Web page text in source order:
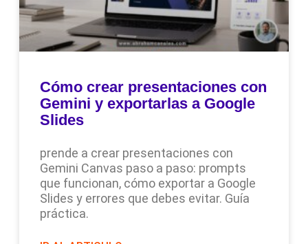
Cómo crear presentaciones con
Gemini y exportarlas a Google
Slides
prende a crear presentaciones con
Gemini Canvas paso a paso: prompts
que funcionan, cómo exportar a Google
Slides y errores que debes evitar. Guía
práctica.